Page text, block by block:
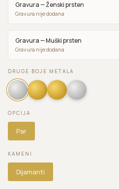
Gravura — Ženski prsten
Gravura nije dodana
Gravura — Muški prsten
Gravura nije dodana
DRUGE BOJE METALA
OPCIJA
Par
KAMENI
Dijamanti